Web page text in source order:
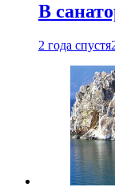
В
2 года спустя